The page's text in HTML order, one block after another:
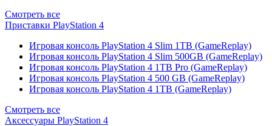
Смотреть все
Приставки PlayStation 4
Игровая консоль PlayStation 4 Slim 1TB (GameReplay)
Игровая консоль PlayStation 4 Slim 500GB (GameReplay)
Игровая консоль PlayStation 4 1TB Pro (GameReplay)
Игровая консоль PlayStation 4 500 GB (GameReplay)
Игровая консоль PlayStation 4 1TB (GameReplay)
Смотреть все
Аксессуары PlayStation 4